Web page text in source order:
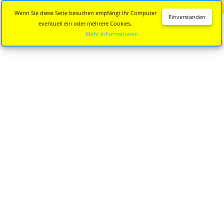
Einverstanden
Wenn Sie diese Seite besuchen empfängt Ihr Computer
eventuell ein oder mehrere Cookies.
Mehr Informationen